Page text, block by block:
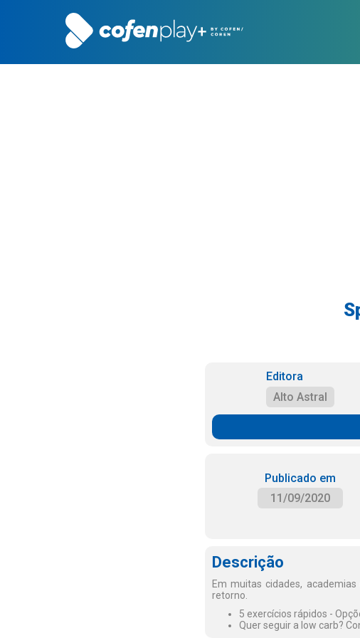
Editora
Alto Astral
Publicado em
11/09/2020
Descrição
Em muitas cidades,
retorno.
5 exercícios rápidos -
Quer seguir a low carb?